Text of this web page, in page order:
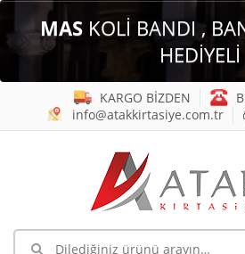
MAS KOLİ BANDI ,
HEDİYELİ
KARGO BİZDEN
info@atakkirtasiye.com.tr